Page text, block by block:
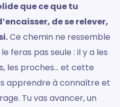
que ce que tu
de se relever,
Ce chemin ne ressemble
feras pas seule : il y a les
les proches… et cette
apprendre à connaître et
Tu vas avancer, un